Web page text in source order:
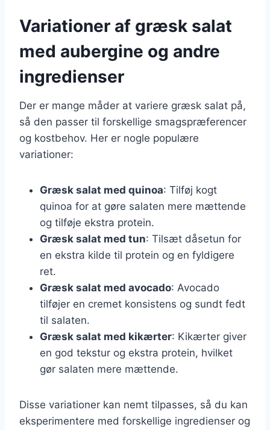
Variationer af græsk salat
med aubergine og andre
ingredienser
Der er mange måder at variere græsk salat på,
så den passer til forskellige smagspræferencer
og kostbehov. Her er nogle populære
variationer:
Græsk salat med quinoa: Tilføj kogt
quinoa for at gøre salaten mere mættende
og tilføje ekstra protein.
Græsk salat med tun: Tilsæt dåsetun for
en ekstra kilde til protein og en fyldigere
ret.
Græsk salat med avocado: Avocado
tilføjer en cremet konsistens og sundt fedt
til salaten.
Græsk salat med kikærter: Kikærter giver
en god tekstur og ekstra protein, hvilket
gør salaten mere mættende.
Disse variationer kan nemt tilpasses, så du kan
eksperimentere med forskellige ingredienser og